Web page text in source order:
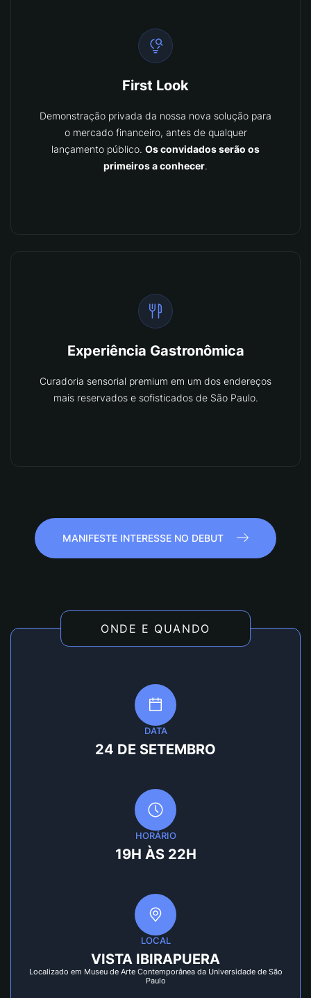
First Look
Demonstração privada da nossa nova solução para
o mercado financeiro, antes de qualquer
lançamento público. Os convidados serão os
primeiros a conhecer.
Experiência Gastronômica
Curadoria sensorial premium em um dos endereços
mais reservados e sofisticados de São Paulo.
MANIFESTE INTERESSE NO DEBUT
ONDE E QUANDO
DATA
24 DE SETEMBRO
HORÁRIO
19H ÀS 22H
LOCAL
VISTA IBIRAPUERA
Localizado em Museu de Arte Contemporânea da Universidade de São
Paulo